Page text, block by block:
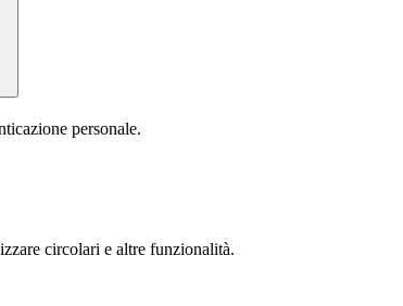
personale.
circolari e altre funzionalità.